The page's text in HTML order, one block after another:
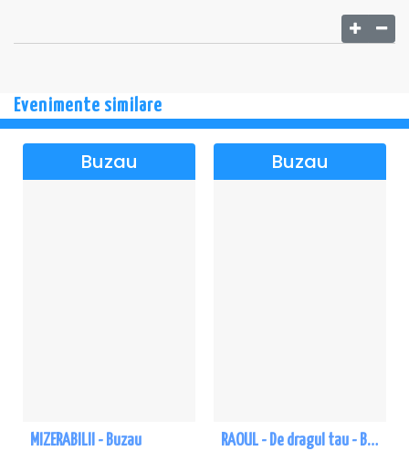
Evenimente similare
Buzau
MIZERABILII - Buzau
Buzau
RAOUL - De dragul tau - Buzau